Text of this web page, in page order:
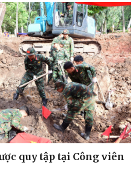
quy tập tại Công viên